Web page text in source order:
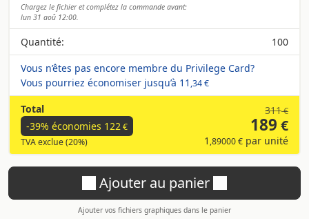
Chargez le fichier et complétez la commande avant:
lun 31 aoû 12:00.
Quantité:
100
Vous n’êtes pas encore membre du Privilege Card?
Vous pourriez économiser jusqu’à 11 ,34 €
Total
-39% économies 122€
TVA exclue (20%)
311€
189 €
1 ,89000 € par unité
Ajouter au panier
Ajouter vos fichiers graphiques dans le panier